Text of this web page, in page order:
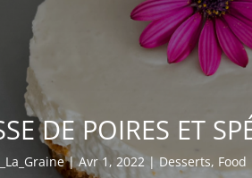
DE POIRES ET
|Avr 1, 2022 |Desserts, Food